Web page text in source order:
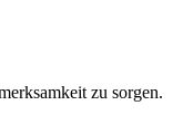
zu sorgen.